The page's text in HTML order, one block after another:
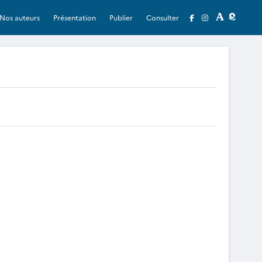
Nos auteurs Présentation Publier Consulter